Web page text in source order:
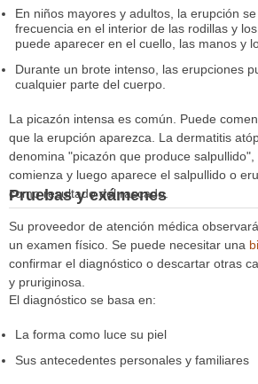
En niños mayores y adultos, la erupción
frecuencia en el interior de las rodillas y
puede aparecer en el cuello, las manos y
Durante un brote intenso, las erupciones
cualquier parte del cuerpo.
La picazón intensa es común. Puede
que la erupción aparezca. La dermatitis
denomina "picazón que produce
comienza y luego aparece el salpullido o
como resultado del rascado.
Pruebas y exámenes
Su proveedor de atención médica
un examen físico. Se puede necesitar una
confirmar el diagnóstico o descartar otras
y pruriginosa.
El diagnóstico se basa en:
La forma como luce su piel
Sus antecedentes personales y familiares